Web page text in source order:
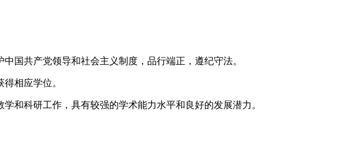
国共产党领导和社会主义制度，品行端正，遵纪守法。
相应学位。
和科研工作，具有较强的学术能力水平和良好的发展潜力。